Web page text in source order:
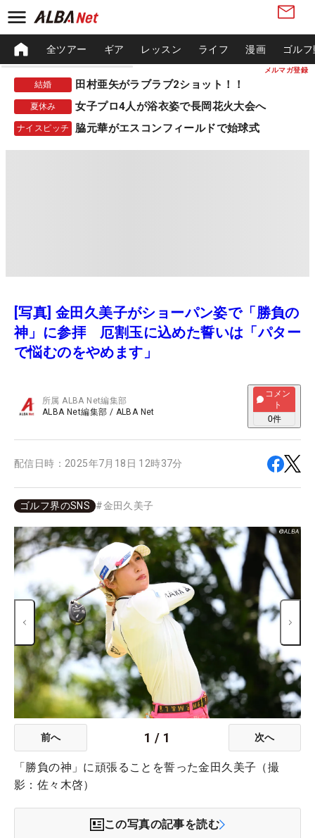
メルマガ登録
全ツアー ギア レッスン ライフ 漫画 ゴル
結婚 田村亜矢がラブラブ2ショット！！
夏休み 女子プロ4人が浴衣姿で長岡花火大会へ
ナイスピッチ 脇元華がエスコンフィールドで始球式
[写真] 金田久美子がショーパン姿で「勝負の
神」に参拝 厄割玉に込めた誓いは「パター
で悩むのをやめます」
所属ALBA Net編集部
ALBA Net編集部 / ALBA Net
コメン
ト
0件
配信日時： 2025年7月18日 12時37分
ゴルフ界のSNS #金田久美子
前へ 1 / 1 次へ
「勝負の神」に頑張ることを誓った金田久美子（撮
影：佐々木啓）
この写真の記事を読む